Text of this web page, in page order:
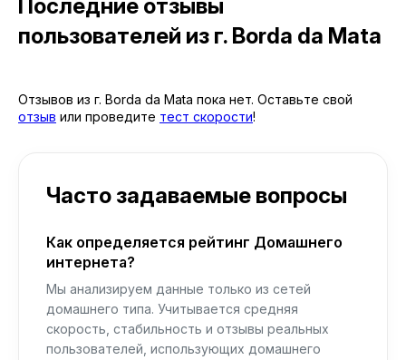
Последние отзывы
пользователей из г. Borda da Mata
Отзывов из г. Borda da Mata пока нет. Оставьте свой
отзыв или проведите тест скорости!
Часто задаваемые вопросы
Как определяется рейтинг Домашнего
интернета?
Мы анализируем данные только из сетей
домашнего типа. Учитывается средняя
скорость, стабильность и отзывы реальных
пользователей, использующих домашнего